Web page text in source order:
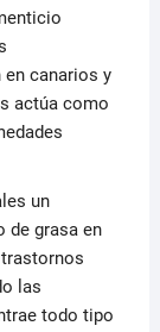
canarios y
actúa como
un
de grasa en
las
todo tipo